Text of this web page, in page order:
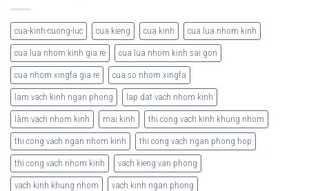
cua-kinh-cuong-luc cua kieng cua kinh cua lua nhom kinh
cua lua nhom kinh gia re cua lua nhom kinh sai gon
cua nhom xingfa gia re cua so nhom xingfa
lam vach kinh ngan phong lap dat vach nhom kinh
làm vach nhom kinh mai kinh thi cong vach kinh khung nhom
thi cong vach ngan nhom kinh thi cong vach ngan phong hop
thi cong vach nhom kinh vach kieng van phong
vach kinh khung nhom vach kinh ngan phong